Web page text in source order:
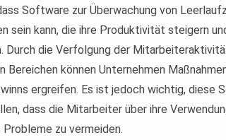
Software zur Überwachung von
sein kann, die ihre Produktivität steigern
Durch die Verfolgung der
Bereichen können Unternehmen
ergreifen. Es ist jedoch wichtig, diese
dass die Mitarbeiter über ihre
zu vermeiden.